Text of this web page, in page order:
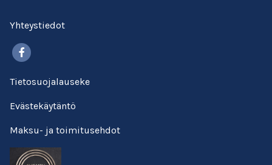
Yhteystiedot
Tietosuojalauseke
Evästekäytäntö
Maksu- ja toimitusehdot